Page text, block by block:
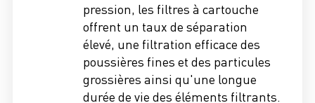
pression, les filtres à cartouche
offrent un taux de séparation
élevé, une filtration efficace des
poussières fines et des particules
grossières ainsi qu'une longue
durée de vie des éléments filtrants.